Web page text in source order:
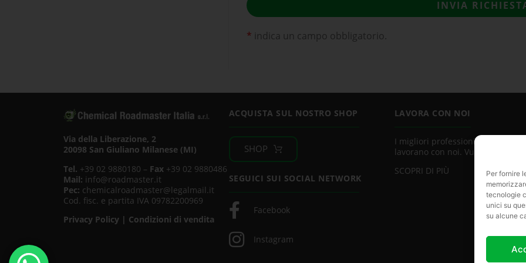
Per fornire
tecnologie
unici su
su alcune
INVIA
* indica un campo obbligatorio.
Via della Liberazione, 2
20098 San Giuliano Milanese (MI)
Tel. +39 02 9880180 – Fax+39 02 9880486
Mail: info@roadmaster.it
Pec: chemicalroadmaster@legalmail.it
Cod. fisc. e partita IVA 09782200969
Privacy Policy| Condizioni di vendita
ACQUISTA SUL NOSTRO SHOP
SHOP
SEGUICI SUI SOCIAL NETWORK
Facebook
Instagram
LAVORA CON NOI
I migliori professionisti del settore
lavorano con noi. Vuoi essere uno
SCOPRI DI PIÙ